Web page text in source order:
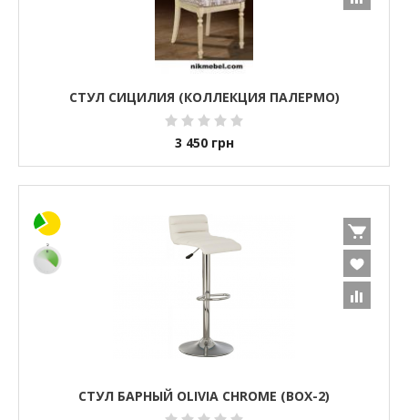
СТУЛ СИЦИЛИЯ (КОЛЛЕКЦИЯ ПАЛЕРМО)
3 450 грн
СТУЛ БАРНЫЙ OLIVIA CHROME (BOX-2)